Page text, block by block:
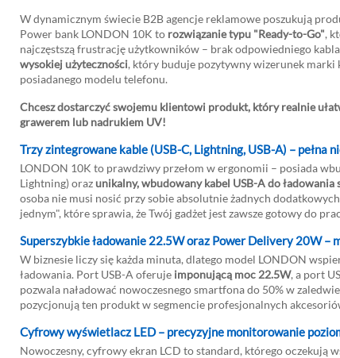
W dynamicznym świecie B2B agencje reklamowe poszukują
Power bank LONDON 10K to rozwiązanie typu "Ready-to-Go",
najczęstszą frustrację użytkowników – brak odpowiedniego
wysokiej użyteczności, który buduje pozytywny wizerunek marki
posiadanego modelu telefonu.
Chcesz dostarczyć swojemu klientowi produkt, który realnie
grawerem lub nadrukiem UV!
Trzy zintegrowane kable (USB-C, Lightning, USB-A) – pełna
LONDON 10K to prawdziwy przełom w ergonomii – posiada
Lightning) oraz unikalny, wbudowany kabel USB-A do ładowania
osoba nie musi nosić przy sobie absolutnie żadnych
jednym", które sprawia, że Twój gadżet jest zawsze gotowy do
Superszybkie ładowanie 22.5W oraz Power Delivery 20W –
W biznesie liczy się każda minuta, dlatego model LONDON
ładowania. Port USB-A oferuje imponującą moc 22.5W, a port
pozwala naładować nowoczesnego smartfona do 50% w
pozycjonują ten produkt w segmencie profesjonalnych
Cyfrowy wyświetlacz LED – precyzyjne monitorowanie
Nowoczesny, cyfrowy ekran LCD to standard, którego oczekują